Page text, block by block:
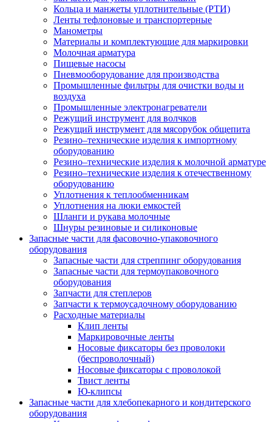
Кольца и манжеты уплотнительные (РТИ)
Ленты тефлоновые и транспортерные
Манометры
Материалы и комплектующие для маркировки
Молочная арматура
Пищевые насосы
Пневмооборудование для производства
Промышленные фильтры для очистки воды и
воздуха
Промышленные электронагреватели
Режущий инструмент для волчков
Режущий инструмент для мясорубок общепита
Резино–технические изделия к импортному
оборудованию
Резино–технические изделия к молочной арматуре
Резино–технические изделия к отечественному
оборудованию
Уплотнения к теплообменникам
Уплотнения на люки емкостей
Шланги и рукава молочные
Шнуры резиновые и силиконовые
Запасные части для фасовочно-упаковочного
оборудования
Запасные части для стреппинг оборудования
Запасные части для термоупаковочного
оборудования
Запчасти для степлеров
Запчасти к термоусадочному оборудованию
Расходные материалы
Клип ленты
Маркировочные ленты
Носовые фиксаторы без проволоки
(беспроволочный)
Носовые фиксаторы с проволокой
Твист ленты
Ю-клипсы
Запасные части для хлебопекарного и кондитерского
оборудования